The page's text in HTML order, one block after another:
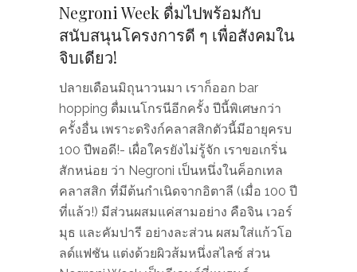
Negroni Week ดื่มไปพร้อมกับ
สนับสนุนโครงการดี ๆ เพื่อสังคมใน
จิบเดียว!
ปลายเดือนมิถุนาวนมา เราก็ออก bar
hopping ดื่มเนโกรนีอีกครั้ง ปีนี้พิเศษกว่า
ครั้งอื่น เพราะดริงก์คลาสสิกตัวนี้มีอายุครบ
100 ปีพอดี!- เผื่อใครยังไม่รู้จัก เราขอเกริ่น
สักหน่อย ว่า Negroni เป็นหนึ่งในค็อกเทล
คลาสสิก ที่มีต้นกำเนิดจากอิตาลี (เมื่อ 100 ปี
ที่แล้ว!) มีส่วนผสมแค่สามอย่าง คือจิน เวอร์
มุธ และคัมปารี อย่างละส่วน ผสมใส่แก้วโอ
ลด์แฟชัน แต่งด้วยผิวส้มหนึ่งสไลซ์ ส่วน